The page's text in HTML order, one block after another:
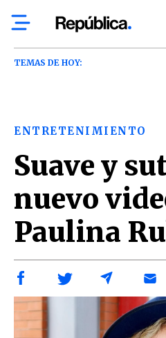
TEMAS DE HOY:
ENTRETENIMIENTO
Suave y
nuevo
Paulina